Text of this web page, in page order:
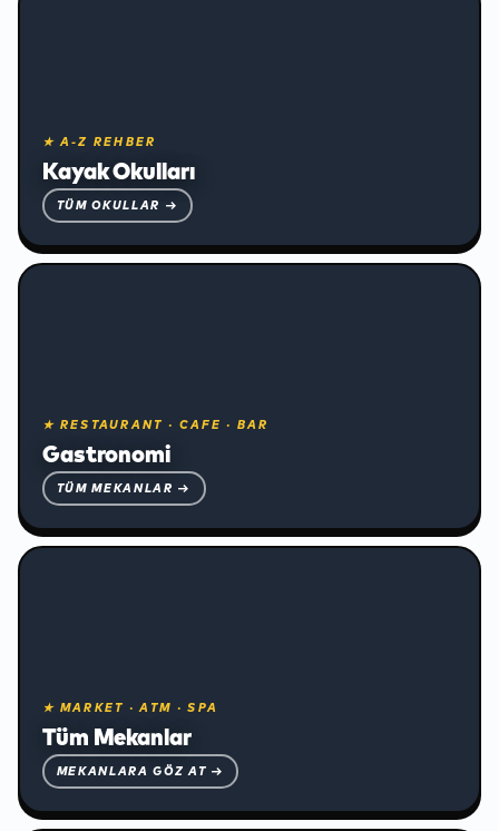
❅
★ A-Z REHBER
Kayak Okulları
TÜM OKULLAR →
★ RESTAURANT · CAFE · BAR
Gastronomi
TÜM MEKANLAR →
★ MARKET · ATM · SPA
Tüm Mekanlar
MEKANLARA GÖZ AT →